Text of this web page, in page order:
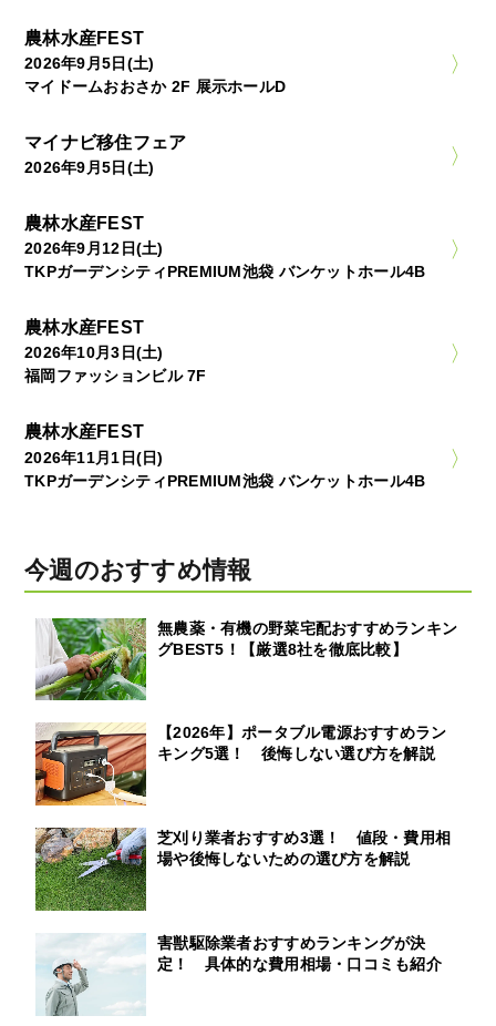
農林水産FEST
2026年9月5日(土)
マイドームおおさか 2F 展示ホールD
マイナビ移住フェア
2026年9月5日(土)
農林水産FEST
2026年9月12日(土)
TKPガーデンシティPREMIUM池袋 バンケットホール4B
農林水産FEST
2026年10月3日(土)
福岡ファッションビル 7F
農林水産FEST
2026年11月1日(日)
TKPガーデンシティPREMIUM池袋 バンケットホール4B
今週のおすすめ情報
無農薬・有機の野菜宅配おすすめランキン
グBEST5！【厳選8社を徹底比較】
【2026年】ポータブル電源おすすめラン
キング5選！ 後悔しない選び方を解説
芝刈り業者おすすめ3選！ 値段・費用相
場や後悔しないための選び方を解説
害獣駆除業者おすすめランキングが決
定！ 具体的な費用相場・口コミも紹介